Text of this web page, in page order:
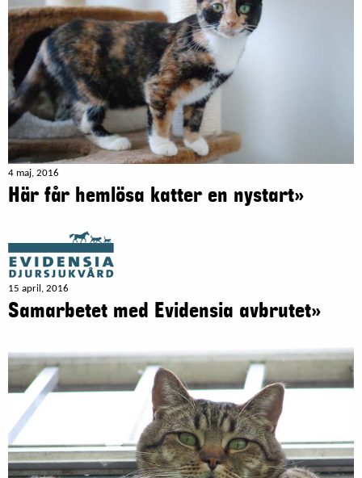
4 maj, 2016
Här får hemlösa katter en nystart»
15 april, 2016
Samarbetet med Evidensia avbrutet»